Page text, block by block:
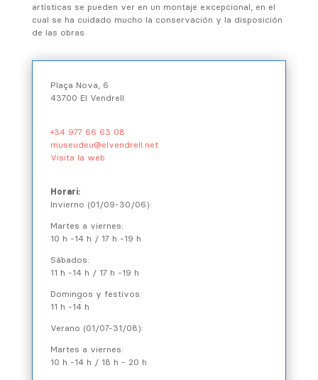
artísticas se pueden ver en un montaje excepcional, en el
cual se ha cuidado mucho la conservación y la disposición
de las obras.
Plaça Nova, 6
43700 El Vendrell
+34 977 66 63 08
museudeu@elvendrell.net
Visita la web
Horari:
Invierno (01/09-30/06):
Martes a viernes:
10 h -14 h / 17 h -19 h
Sábados:
11 h -14 h / 17 h -19 h
Domingos y festivos:
11 h -14 h
Verano (01/07-31/08):
Martes a viernes:
10 h -14 h / 18 h - 20 h